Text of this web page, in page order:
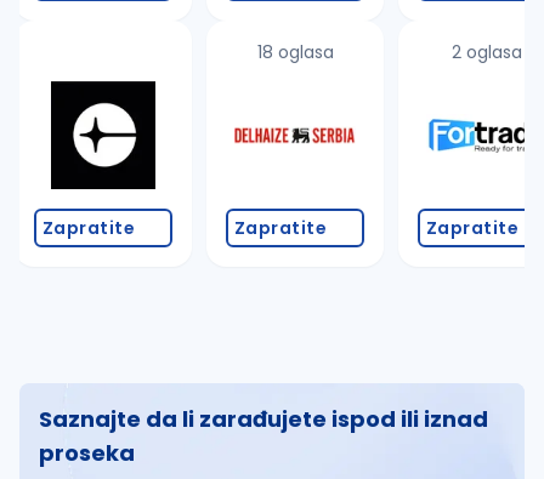
Zapratite
18 oglasa
Zapratite
2 oglasa
Zapratite
Saznajte da li zarađujete ispod ili iznad
proseka